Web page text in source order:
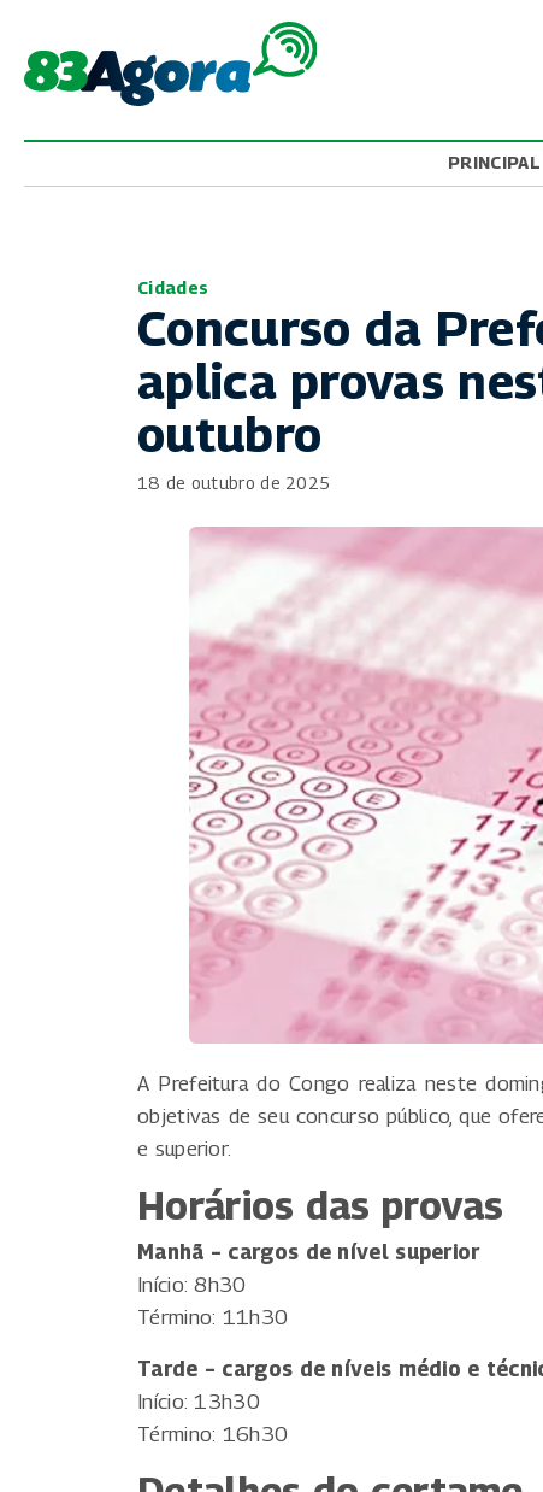
PRINCIPAL
Cidades
Concurso da
aplica provas
outubro
18 de outubro de 2025
A Prefeitura do Congo realiza neste
objetivas de seu concurso público, que
e superior.
Horários das provas
Manhã – cargos de nível superior
Início: 8h30
Término: 11h30
Tarde – cargos de níveis médio e
Início: 13h30
Término: 16h30